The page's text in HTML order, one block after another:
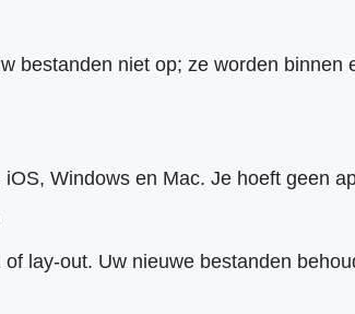
bestanden niet op; ze worden
Windows en Mac. Je hoeft geen
lay-out. Uw nieuwe bestanden